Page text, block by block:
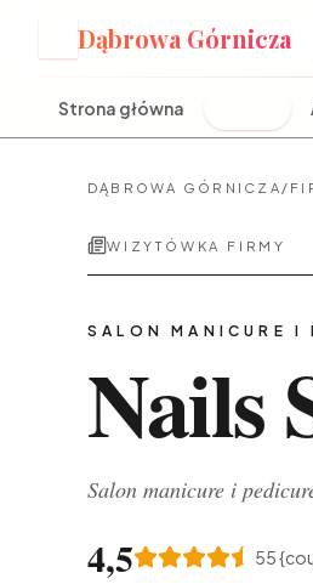
Dąbrowa Górnicza
Strona główna
DĄBROWA GÓRNICZA /
WIZYTÓWKA FIRMY
SALON MANICURE I
Nails
Salon manicure i
4,5 55